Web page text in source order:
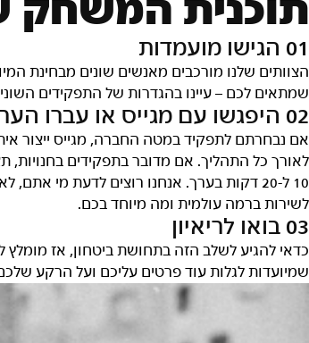
תוכנית המשחק
01 הגישו מועמדות
הצוותים שלנו מורכבים מאנשים שונים מבחינת
שמתאים לכם – עיינו בהגדרות של התפקידים
02 היפגשו עם מגייס או עברו הערכה
אם נבחרתם לתפקיד במטה החברה, מגייס ייצור
לאורך כל התהליך. אם מדובר בתפקידים
10 ל-20 דקות בערך. אנחנו רוצים לדעת מי
לשירות ברמה עולמית ומה מיוחד בכם.
03 בואו לריאיון
כדאי להגיע לשלב הזה בתחושת ביטחון, אז
שמיועדות לגלות עוד פרטים עליכם ועל הרקע